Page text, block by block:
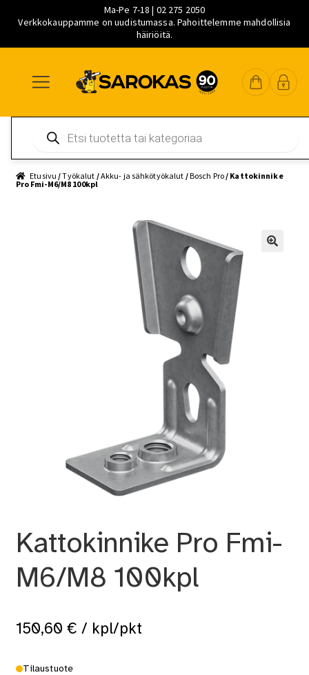
Ma-Pe 7-18 | 02 275 2050
Verkkokauppamme on uudistumassa. Pahoittelemme mahdollisia
häiriöitä.
navigointiin
sisältöön
pääsisältöön
search
Etusivu /Työkalut /Akku- ja sähkötyökalut /Bosch Pro/ Kattokinnike
Pro Fmi-M6/M8 100kpl
Kattokinnike Pro Fmi-
M6/M8 100kpl
150,60 € / kpl/pkt
Tilaustuote